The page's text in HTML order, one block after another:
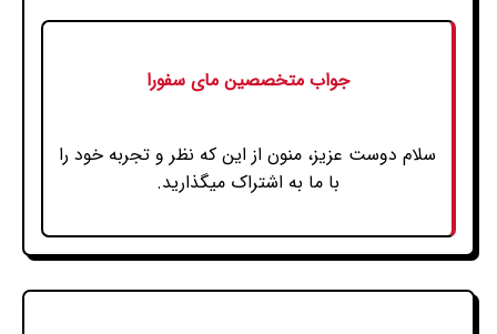
جواب متخصصین مای سفورا
سلام دوست عزیز، منون از این که نظر و تجربه خود را
با ما به اشتراک میگذارید.